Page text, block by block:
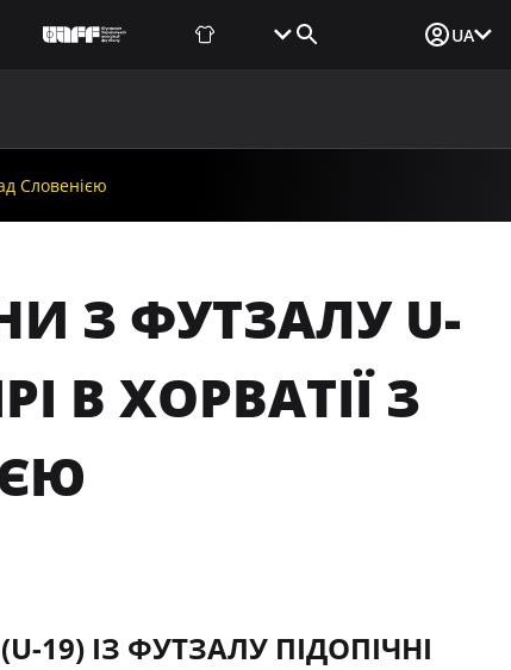
UA
Словенією
З ФУТЗАЛУ U-
В ХОРВАТІЇ З
19) ІЗ ФУТЗАЛУ ПІДОПІЧНІ